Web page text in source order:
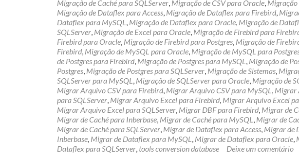
Migração de Caché para SQLServer, Migração de CSV para Oracle, Migração
Migração de Dataflex para Access, Migração de Dataflex para Firebird,
Dataflex para MySQL, Migração de Dataflex para Oracle, Migração de
SQLServer, Migração de Excel para Oracle, Migração de Firebird para
Firebird para Oracle, Migração de Firebird para Postgres, Migração de
Firebird, Migração de MySQL para Oracle, Migração de MySQL para
de Postgres para Firebird, Migração de Postgres para MySQL, Migração de
Postgres, Migração de Postgres para SQLServer, Migração de Sistemas,
SQLServer para MySQL, Migração de SQLServer para Oracle, Migração de
Migrar Arquivo CSV para Firebird, Migrar Arquivo CSV para MySQL, Migrar
para SQLServer, Migrar Arquivo Excel para Firebird, Migrar Arquivo Excel
Migrar Arquivo Excel para SQLServer, Migrar DBF para Firebird, Migrar de
Migrar de Caché para Inberbase, Migrar de Caché para MySQL, Migrar de
Migrar de Caché para SQLServer, Migrar de Dataflex para Access, Migrar de
Inberbase, Migrar de Dataflex para MySQL, Migrar de Dataflex para Oracle,
Dataflex para SQLServer, tools conversion database Deixe um comentário